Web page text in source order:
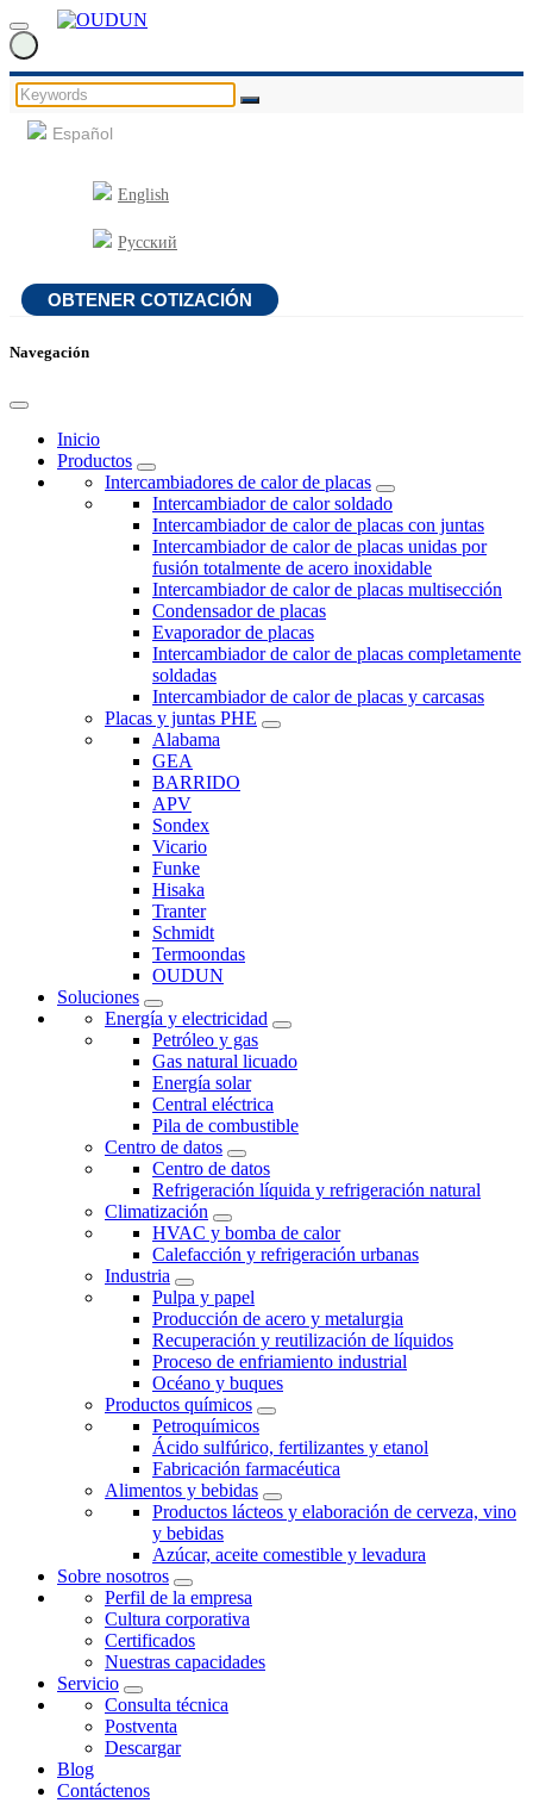
Español
English
Русский
OBTENER COTIZACIÓN
Navegación
Inicio
Productos
Intercambiadores de calor de placas
Intercambiador de calor soldado
Intercambiador de calor de placas con juntas
Intercambiador de calor de placas unidas por
fusión totalmente de acero inoxidable
Intercambiador de calor de placas multisección
Condensador de placas
Evaporador de placas
Intercambiador de calor de placas completamente
soldadas
Intercambiador de calor de placas y carcasas
Placas y juntas PHE
Alabama
GEA
BARRIDO
APV
Sondex
Vicario
Funke
Hisaka
Tranter
Schmidt
Termoondas
OUDUN
Soluciones
Energía y electricidad
Petróleo y gas
Gas natural licuado
Energía solar
Central eléctrica
Pila de combustible
Centro de datos
Centro de datos
Refrigeración líquida y refrigeración natural
Climatización
HVAC y bomba de calor
Calefacción y refrigeración urbanas
Industria
Pulpa y papel
Producción de acero y metalurgia
Recuperación y reutilización de líquidos
Proceso de enfriamiento industrial
Océano y buques
Productos químicos
Petroquímicos
Ácido sulfúrico, fertilizantes y etanol
Fabricación farmacéutica
Alimentos y bebidas
Productos lácteos y elaboración de cerveza, vino
y bebidas
Azúcar, aceite comestible y levadura
Sobre nosotros
Perfil de la empresa
Cultura corporativa
Certificados
Nuestras capacidades
Servicio
Consulta técnica
Postventa
Descargar
Blog
Contáctenos